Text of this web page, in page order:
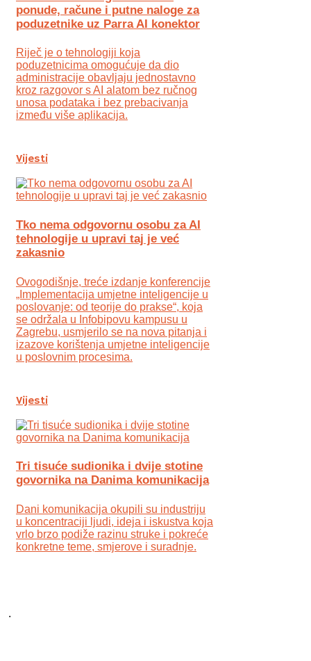
ponude, račune i putne naloge za
poduzetnike uz Parra AI konektor
Riječ je o tehnologiji koja
poduzetnicima omogućuje da dio
administracije obavljaju jednostavno
kroz razgovor s AI alatom bez ručnog
unosa podataka i bez prebacivanja
između više aplikacija.
Vijesti
Tko nema odgovornu osobu za AI
tehnologije u upravi taj je već
zakasnio
Ovogodišnje, treće izdanje konferencije
„Implementacija umjetne inteligencije u
poslovanje: od teorije do prakse“, koja
se održala u Infobipovu kampusu u
Zagrebu, usmjerilo se na nova pitanja i
izazove korištenja umjetne inteligencije
u poslovnim procesima.
Vijesti
Tri tisuće sudionika i dvije stotine
govornika na Danima komunikacija
Dani komunikacija okupili su industriju
u koncentraciji ljudi, ideja i iskustva koja
vrlo brzo podiže razinu struke i pokreće
konkretne teme, smjerove i suradnje.
.